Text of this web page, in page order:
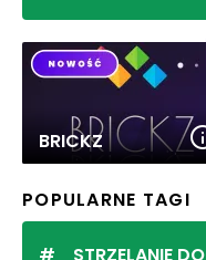
BRICKZ
POPULARNE TAGI